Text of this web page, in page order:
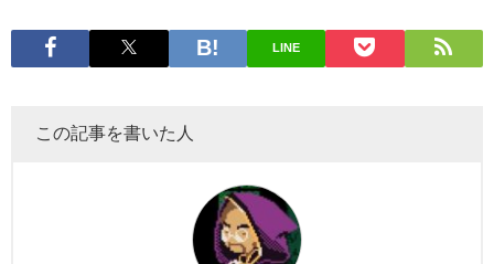
LINE
この記事を書いた人